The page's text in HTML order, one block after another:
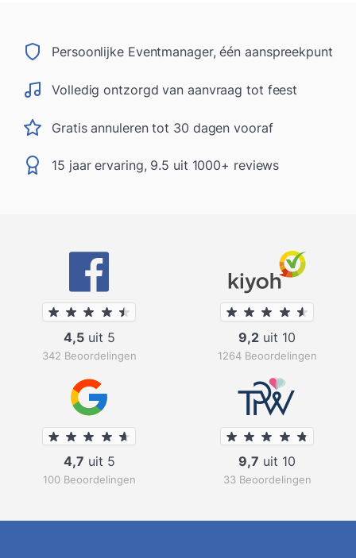
Persoonlijke Eventmanager, één aanspreekpunt
Volledig ontzorgd van aanvraag tot feest
Gratis annuleren tot 30 dagen vooraf
15 jaar ervaring, 9.5 uit 1000+ reviews
4,5uit 5
342 Beoordelingen
9,2 uit 10
1264 Beoordelingen
4,7 uit 5
100 Beoordelingen
9,7 uit 10
33 Beoordelingen